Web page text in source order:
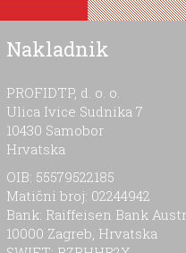
Nakladnik
PROFIDTP, d. o. o.
Ulica Ivice Sudnika 7
10430 Samobor
Hrvatska
OIB: 55579522185
Matični broj: 02244942
Bank: Raiffeisen Bank
10000 Zagreb, Hrvatska